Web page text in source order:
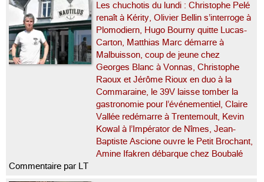
Les chuchotis du lundi : Christophe Pelé
renaît à Kérity, Olivier Bellin s’interroge à
Plomodiern, Hugo Bourny quitte Lucas-
Carton, Matthias Marc démarre à
Malbuisson, coup de jeune chez
Georges Blanc à Vonnas, Christophe
Raoux et Jérôme Rioux en duo à la
Commaraine, le 39V laisse tomber la
gastronomie pour l’événementiel, Claire
Vallée redémarre à Trentemoult, Kevin
Kowal à l’Impérator de Nîmes, Jean-
Baptiste Ascione ouvre le Petit Brochant,
Amine Ifakren débarque chez Boubalé
Commentaire par LT